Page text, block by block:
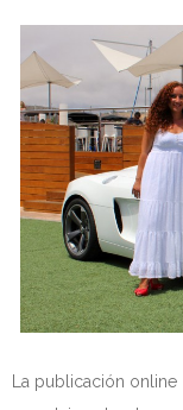
La publicación